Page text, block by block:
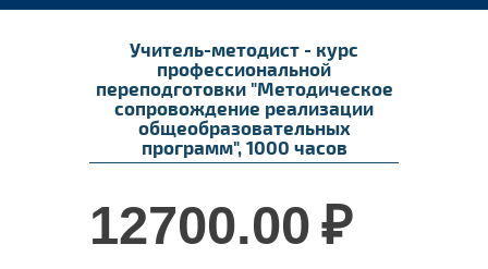
Учитель-методист - курс
профессиональной
переподготовки "Методическое
сопровождение реализации
общеобразовательных
программ", 1000 часов
12700.00 ₽